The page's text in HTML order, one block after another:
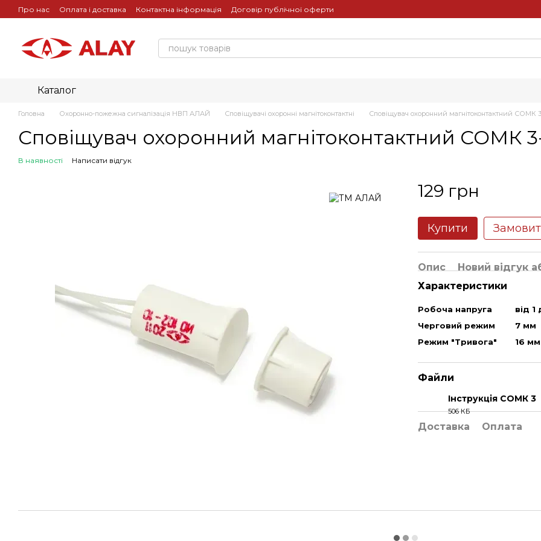
Перейти до основного контенту
Про нас Оплата і доставка Контактна інформація Договір публічної оферти
Каталог
Головна Охоронно-пожежна сигналізація НВП АЛАЙ Сповіщувачі охоронні магнітоконтактні Сповіщувач охоронний магнітоконтактний СОМК
Сповіщувач охоронний магнітоконтактний СОМК 3-
В наявності Написати відгук
129 грн
Купити
Опис Новий відгук
Характеристики
Робоча напруга
від 1
Черговий режим
7 мм
Режим "Тривога"
16 мм
Файли
Інструкція СОМК 3
506 КБ
Доставка Оплата